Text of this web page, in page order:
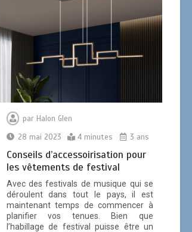
par Halon Glen
28 mai 2023
4 minutes 3 ans
Conseils d’accessoirisation pour
les vêtements de festival
Avec des festivals de musique qui se
déroulent dans tout le pays, il est
maintenant temps de commencer à
planifier vos tenues. Bien que
l’habillage de festival puisse être un